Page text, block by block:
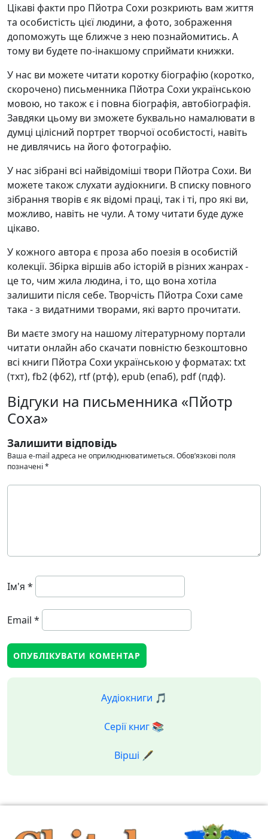
Цікаві факти про Пйотра Сохи розкриють вам життя
та особистість цієї людини, а фото, зображення
допоможуть ще ближче з нею познайомитись. А
тому ви будете по-інакшому сприймати книжки.
У нас ви можете читати коротку біографію (коротко,
скорочено) письменника Пйотра Сохи українською
мовою, но також є і повна біографія, автобіографія.
Завдяки цьому ви зможете буквально намалювати в
думці цілісний портрет творчої особистості, навіть
не дивлячись на його фотографію.
У нас зібрані всі найвідоміші твори Пйотра Сохи. Ви
можете також слухати аудіокниги. В списку повного
зібрання творів є як відомі праці, так і ті, про які ви,
можливо, навіть не чули. А тому читати буде дуже
цікаво.
У кожного автора є проза або поезія в особистій
колекції. Збірка віршів або історій в різних жанрах -
це то, чим жила людина, і то, що вона хотіла
залишити після себе. Творчість Пйотра Сохи саме
така - з видатними творами, які варто прочитати.
Ви маєте змогу на нашому літературному портали
читати онлайн або скачати повністю безкоштовно
всі книги Пйотра Сохи українською у форматах: txt
(тхт), fb2 (фб2), rtf (ртф), epub (епаб), pdf (пдф).
Відгуки на письменника «Пйотр
Соха»
Залишити відповідь
Ваша e-mail адреса не оприлюднюватиметься.Обов’язкові поля
позначені *
Ім'я *
Email *
Аудіокниги 🎵
Серії книг 📚
Вірші 🖋️